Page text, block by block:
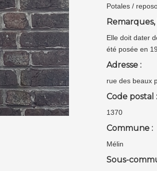
Potales /
Elle doit dater
été posée en
Adresse :
rue des beaux
Code postal :
1370
Commune :
Mélin
Sous-